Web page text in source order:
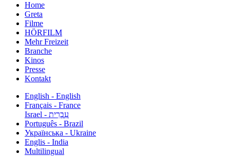
Home
Greta
Filme
HÖRFILM
Mehr Freizeit
Branche
Kinos
Presse
Kontakt
English - English
Français - France
עִבְרִית - Israel
Português - Brazil
Українська - Ukraine
Englis - India
Multilingual